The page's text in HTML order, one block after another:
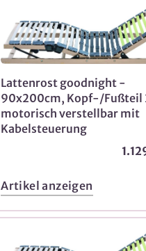
Lattenrost goodnight -
90x200cm, Kopf-/Fußteil
motorisch verstellbar mit
Kabelsteuerung
Artikel anzeigen